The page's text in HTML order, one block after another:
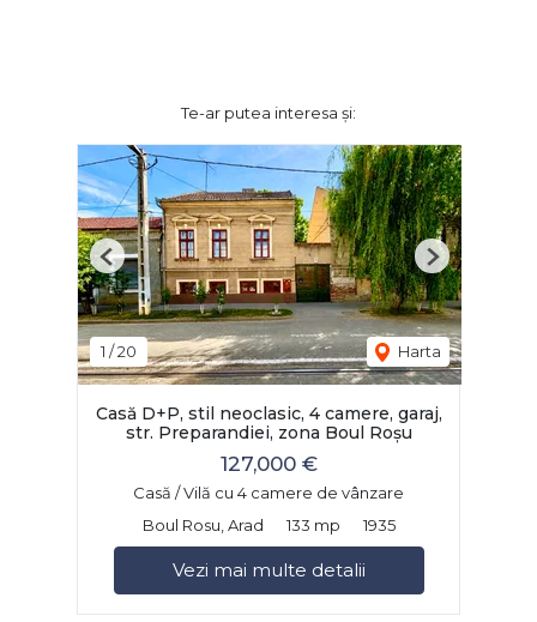
Te-ar putea interesa și:
1 /20 Harta
Previous Next
Casă D+P, stil neoclasic, 4 camere, garaj,
str. Preparandiei, zona Boul Roșu
127,000 €
Casă / Vilă cu 4 camere de vânzare
Boul Rosu, Arad
133 mp 1935
Vezi mai multe detalii